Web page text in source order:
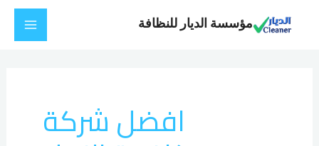
مؤسسة الديار للنظافة
Main
افضل شركة